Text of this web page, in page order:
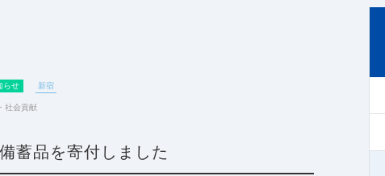
らせ 新宿
社会貢献
蓄品を寄付しました